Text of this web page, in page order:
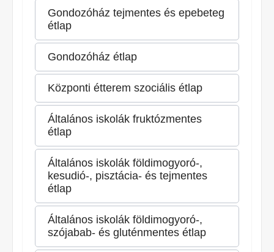
Gondozóház tejmentes és epebeteg
étlap
Gondozóház étlap
Központi étterem szociális étlap
Általános iskolák fruktózmentes
étlap
Általános iskolák földimogyoró-,
kesudió-, pisztácia- és tejmentes
étlap
Általános iskolák földimogyoró-,
szójabab- és gluténmentes étlap